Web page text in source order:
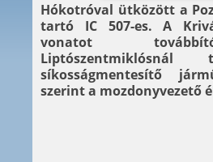
Hókotróval ütközött a
tartó IC 507-es. A
vonatot
síkosságmentesítő
szerint a mozdonyvezető